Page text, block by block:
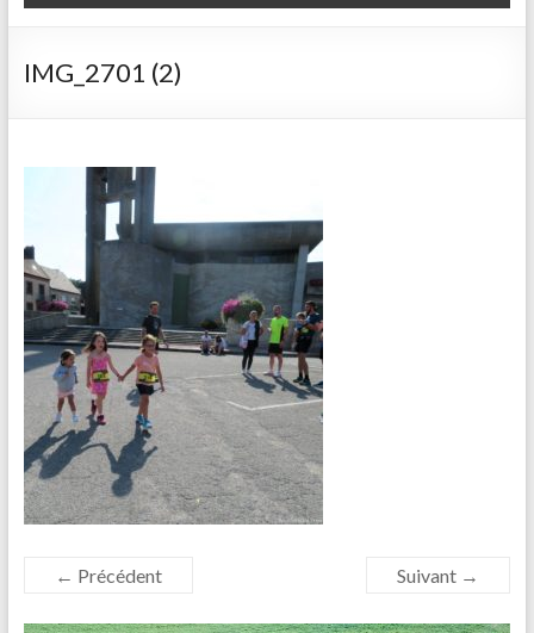
IMG_2701 (2)
← Précédent Suivant →